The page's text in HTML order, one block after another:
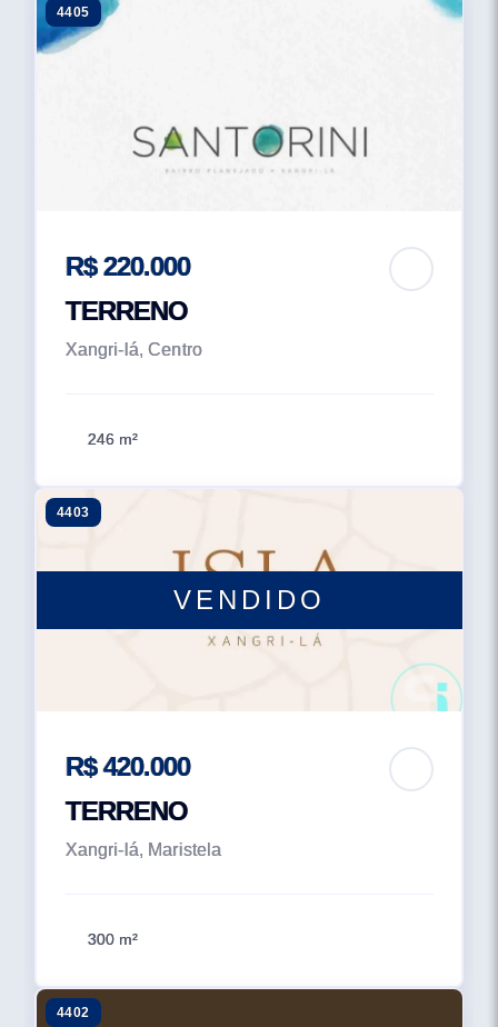
4405
R$ 220.000
TERRENO
Xangri-lá, Centro
246 m²
VENDIDO
4403
R$ 420.000
TERRENO
Xangri-lá, Maristela
300 m²
4402